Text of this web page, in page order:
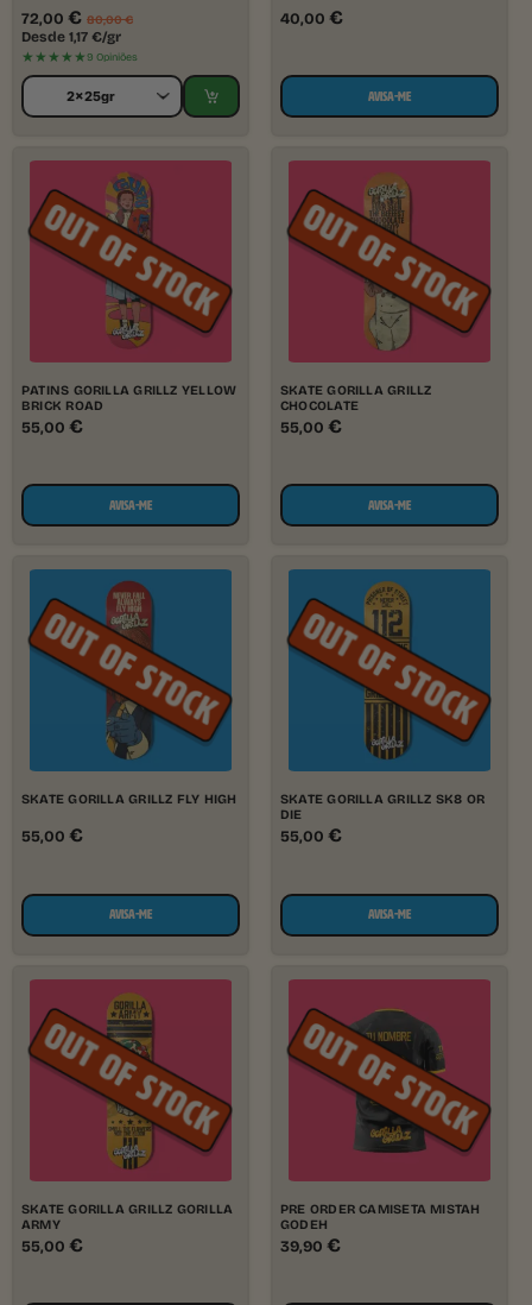
72,00 € 80,00€
Desde1,17€/gr
★★★★★9 Opiniões
40,00 €
AVISA-ME
PATINS GORILLA GRILLZ YELLOW
BRICK ROAD
55,00 €
AVISA-ME
SKATE GORILLA GRILLZ
CHOCOLATE
55,00 €
AVISA-ME
SKATE GORILLA GRILLZ FLY HIGH
55,00 €
AVISA-ME
SKATE GORILLA GRILLZ SK8 OR
DIE
55,00 €
AVISA-ME
SKATE GORILLA GRILLZ GORILLA
ARMY
55,00 €
PRE ORDER CAMISETA MISTAH
GODEH
39,90 €